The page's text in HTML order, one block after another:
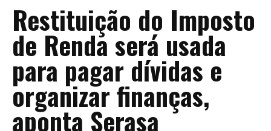
Restituição do Imposto
de Renda será usada
para pagar dívidas e
organizar finanças,
aponta Serasa